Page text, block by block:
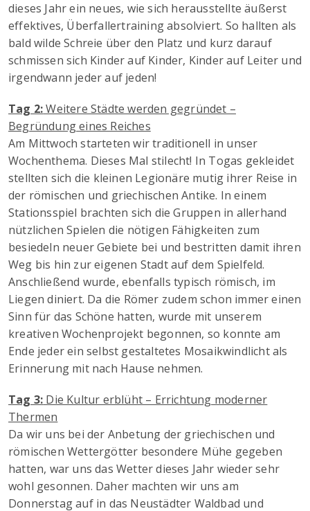
dieses Jahr ein neues, wie sich herausstellte äußerst
effektives, Überfallertraining absolviert. So hallten als
bald wilde Schreie über den Platz und kurz darauf
schmissen sich Kinder auf Kinder, Kinder auf Leiter und
irgendwann jeder auf jeden!
Tag 2:Weitere Städte werden gegründet –
Begründung eines Reiches
Am Mittwoch starteten wir traditionell in unser
Wochenthema. Dieses Mal stilecht! In Togas gekleidet
stellten sich die kleinen Legionäre mutig ihrer Reise in
der römischen und griechischen Antike. In einem
Stationsspiel brachten sich die Gruppen in allerhand
nützlichen Spielen die nötigen Fähigkeiten zum
besiedeln neuer Gebiete bei und bestritten damit ihren
Weg bis hin zur eigenen Stadt auf dem Spielfeld.
Anschließend wurde, ebenfalls typisch römisch, im
Liegen diniert. Da die Römer zudem schon immer einen
Sinn für das Schöne hatten, wurde mit unserem
kreativen Wochenprojekt begonnen, so konnte am
Ende jeder ein selbst gestaltetes Mosaikwindlicht als
Erinnerung mit nach Hause nehmen.
Tag 3: Die Kultur erblüht – Errichtung moderner
Thermen
Da wir uns bei der Anbetung der griechischen und
römischen Wettergötter besondere Mühe gegeben
hatten, war uns das Wetter dieses Jahr wieder sehr
wohl gesonnen. Daher machten wir uns am
Donnerstag auf in das Neustädter Waldbad und